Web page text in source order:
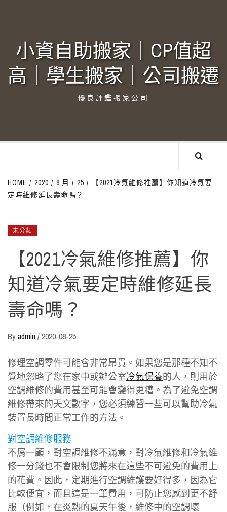
小資自助搬家｜CP值超
高｜學生搬家｜公司搬遷‎
優良評鑑搬家公司
HOME 2020 8 月 25
【2021冷氣維修推薦】你知道冷氣要
定時維修延長壽命嗎？
未分類
【2021冷氣維修推薦】你
知道冷氣要定時維修延長
壽命嗎？
Byadmin /2020-08-25
修理空調零件可能會非常昂貴。如果您是那種不知不
覺地忽略了您在家中或辦公室冷氣保養的人，則用於
空調維修的費用甚至可能會變得更糟。為了避免空調
維修帶來的天文數字，您必須練習一些可以幫助冷氣
裝置長時間正常工作的方法。
對空調維修服務
不屑一顧，對空調維修不滿意，對冷氣維修和冷氣維
修一分錢也不會限制您將來在這些不可避免的費用上
的花費。因此，定期進行空調維護要好得多，因為它
比較便宜，而且這是一筆費用，可防止您感到更不舒
服（例如，在炎熱的夏天午後，維修中的空調壞